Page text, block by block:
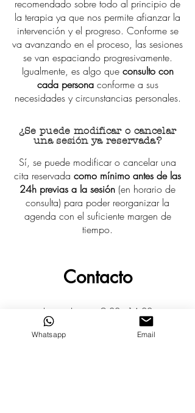
recomendado sobre todo al principio de
la terapia ya que nos permite afianzar la
intervención y el progreso. Conforme se
va avanzando en el proceso, las sesiones
se van espaciando progresivamente.
Igualmente, es algo que consulto con
cada persona conforme a sus
necesidades y circunstancias personales.
¿Se puede modificar o cancelar
una sesión ya reservada?
Sí, se puede modificar o cancelar una
cita reservada como mínimo antes de las
24h previas a la sesión (en horario de
consulta) para poder reorganizar la
agenda con el suficiente margen de
tiempo.
Contacto
Lunes - Jueves: 9:00 - 14:00
16:00 - 20:00
Whatsapp Email